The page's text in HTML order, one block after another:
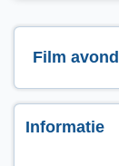
Film avond
Informatie